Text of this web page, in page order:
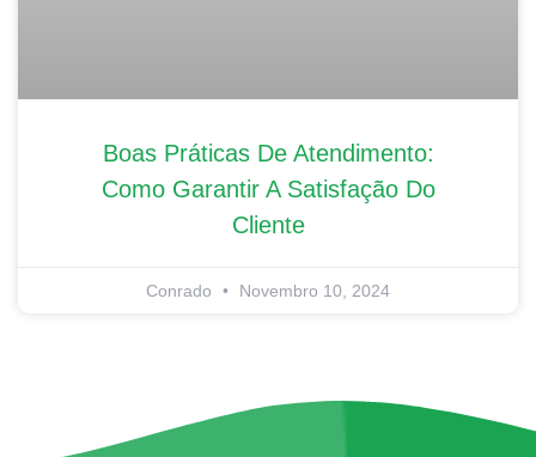
Boas Práticas De Atendimento:
Como Garantir A Satisfação Do
Cliente
Conrado Novembro 10, 2024